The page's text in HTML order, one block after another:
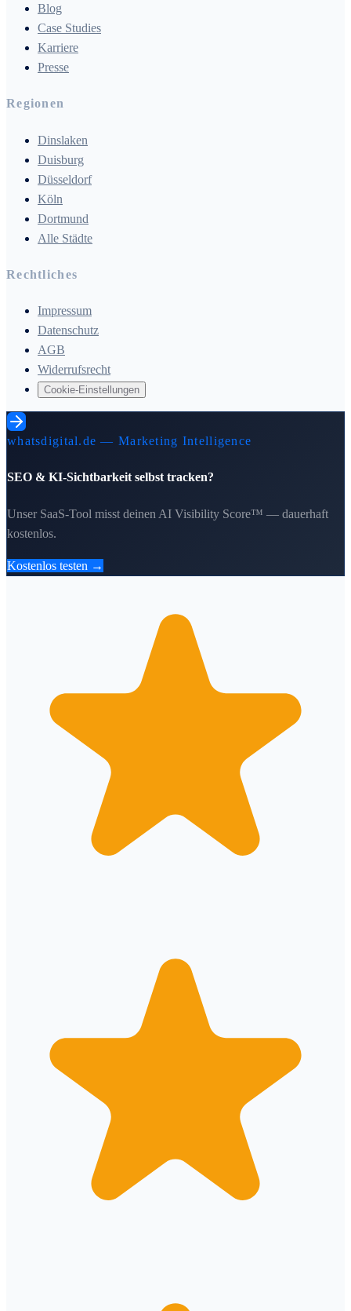
Blog
Case Studies
Karriere
Presse
Regionen
Dinslaken
Duisburg
Düsseldorf
Köln
Dortmund
Alle Städte
Rechtliches
Impressum
Datenschutz
AGB
Widerrufsrecht
Cookie-Einstellungen
whatsdigital.de — Marketing Intelligence
SEO & KI-Sichtbarkeit selbst tracken?
Unser SaaS-Tool misst deinen AI Visibility Score™ — dauerhaft
kostenlos.
Kostenlos testen →